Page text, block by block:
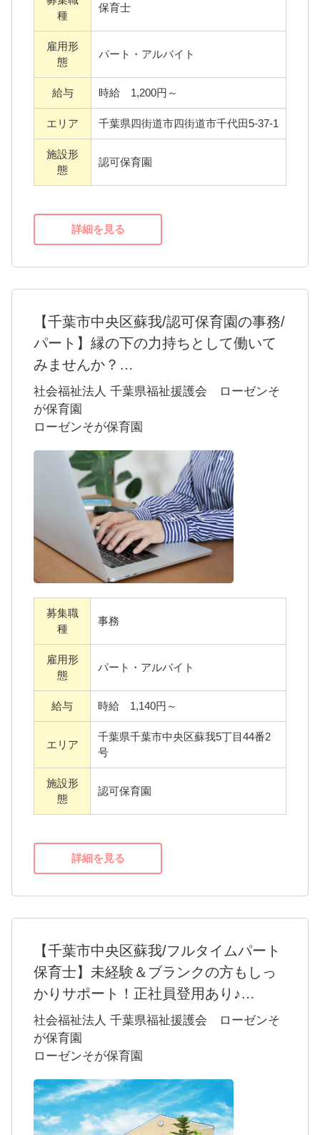
保育士としての資格をお持ちの方、取得予定
の方であれば、経験や年齢は問いません。
ディズニーコーポレートプログラムの福利厚
生のご利用が可能です。
安定した環境で長く勤続していただけるよ
う、福利厚生の充実に努めております。
一緒に地域に根差した園をつくっていきませ
んか？
種
保育士
雇用形
態
パート・アルバイト
給与 時給 1,200円～
エリア 千葉県四街道市四街道市千代田5-37-1
施設形
態
認可保育園
詳細を見る
【千葉市中央区蘇我/認可保育園の事務/
パート】縁の下の力持ちとして働いて
みませんか？
～仕事もプライベートも充実の働きやすさ～
・定員100名の認可保育園です
・土日祝日お休み※行事の際は出勤の可能性
あり
＜社会福祉法人 千葉県福祉援護会について＞
『すべての人が心豊かに暮らすことができる
社会形成に貢献します』
私たちは、この基本理念のもと、チームワー
クとおもてなしの心をもって、質の高いサー
ビスを提供しています。
『すべての人』には、ご利用者やご入居者だ
けでなく、もちろん、職員も含まれます。
研修制度や新人職員へのフォロー体制、職員
プライベートを両立しやすい制度をととのえ
あなたにとっての働きやすさ、やりがい、そ
して成長がきっと感じられるはずです。
社会福祉法人 千葉県福祉援護会 ローゼンそ
が保育園
ローゼンそが保育園
募集職
種
事務
雇用形
態
パート・アルバイト
給与 時給 1,140円～
エリア
千葉県千葉市中央区蘇我5丁目44番2
号
施設形
態
認可保育園
詳細を見る
【千葉市中央区蘇我/フルタイムパート
保育士】未経験＆ブランクの方もしっ
かりサポート！正社員登用あり♪
～フランク・未経験の方も大丈夫！～
・定員100名の認可保育園です
・わからないことや困ったことはすぐに相談
できます
・社員登用実績あり。将来を見据えてパート
から始めたい方も♪
社会福祉法人 千葉県福祉援護会 ローゼンそ
が保育園
ローゼンそが保育園